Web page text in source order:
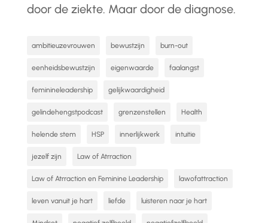
door de ziekte. Maar door de diagnose.
ambitieuzevrouwen bewustzijn burn-out
eenheidsbewustzijn eigenwaarde faalangst
feminineleadership gelijkwaardigheid
gelindehengstpodcast grenzenstellen Health
helende stem HSP innerlijkwerk intuitie
jezelf zijn Law of Atrraction
Law of Atrraction en Feminine Leadership lawofattraction
leven vanuit je hart liefde luisteren naar je hart